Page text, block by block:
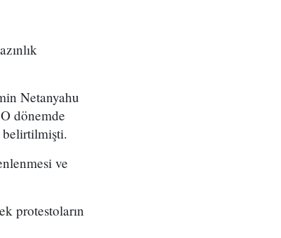
Netanyahu
dönemde
belirtilmişti.
ve
protestoların